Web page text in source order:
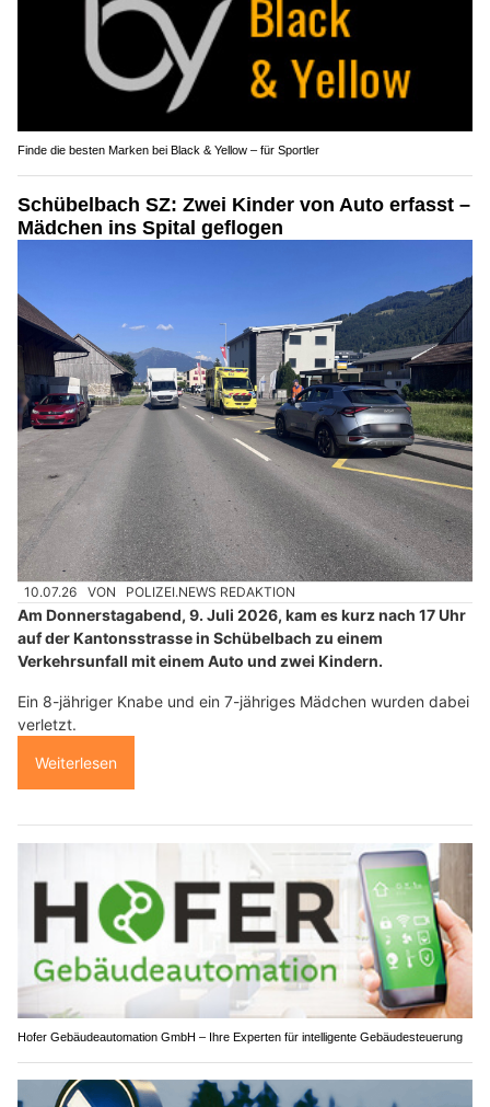
Finde die besten Marken bei Black & Yellow – für Sportler
Schübelbach SZ: Zwei Kinder von Auto erfasst –
Mädchen ins Spital geflogen
10.07.26 VON POLIZEI.NEWS REDAKTION
Am Donnerstagabend, 9. Juli 2026, kam es kurz nach 17 Uhr
auf der Kantonsstrasse in Schübelbach zu einem
Verkehrsunfall mit einem Auto und zwei Kindern.
Ein 8-jähriger Knabe und ein 7-jähriges Mädchen wurden dabei
verletzt.
Weiterlesen
Hofer Gebäudeautomation GmbH – Ihre Experten für intelligente Gebäudesteuerung